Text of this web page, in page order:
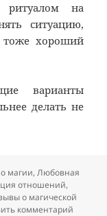
ритуалом на
ситуацию,
тоже хороший
варианты
делать не
магии,Любовная
отношений,
о магической
комментарий